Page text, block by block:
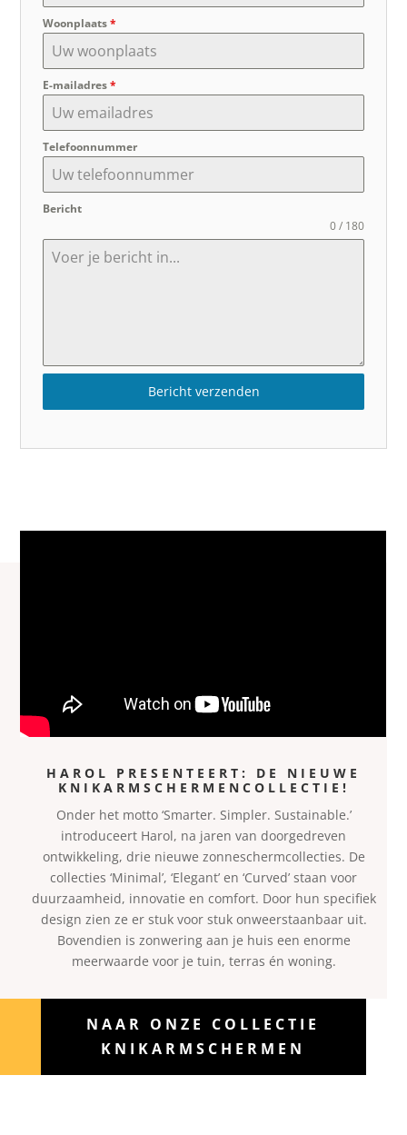
Woonplaats*
E-mailadres*
Telefoonnummer
Bericht
0 / 180
Bericht verzenden
HAROL PRESENTEERT: DE NIEUWE
KNIKARMSCHERMENCOLLECTIE!
Onder het motto ‘Smarter. Simpler. Sustainable.’
introduceert Harol, na jaren van doorgedreven
ontwikkeling, drie nieuwe zonneschermcollecties. De
collecties ‘Minimal’, ‘Elegant’ en ‘Curved’ staan voor
duurzaamheid, innovatie en comfort. Door hun specifiek
design zien ze er stuk voor stuk onweerstaanbaar uit.
Bovendien is zonwering aan je huis een enorme
meerwaarde voor je tuin, terras én woning.
NAAR ONZE COLLECTIE
KNIKARMSCHERMEN